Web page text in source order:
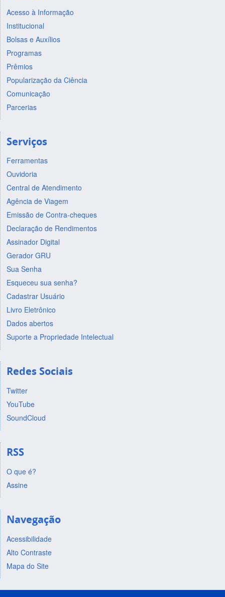
Acesso à Informação
Institucional
Bolsas e Auxílios
Programas
Prêmios
Popularização da Ciência
Comunicação
Parcerias
Serviços
Ferramentas
Ouvidoria
Central de Atendimento
Agência de Viagem
Emissão de Contra-cheques
Declaração de Rendimentos
Assinador Digital
Gerador GRU
Sua Senha
Esqueceu sua senha?
Cadastrar Usuário
Livro Eletrônico
Dados abertos
Suporte a Propriedade Intelectual
Redes Sociais
Twitter
YouTube
SoundCloud
RSS
O que é?
Assine
Navegação
Acessibilidade
Alto Contraste
Mapa do Site